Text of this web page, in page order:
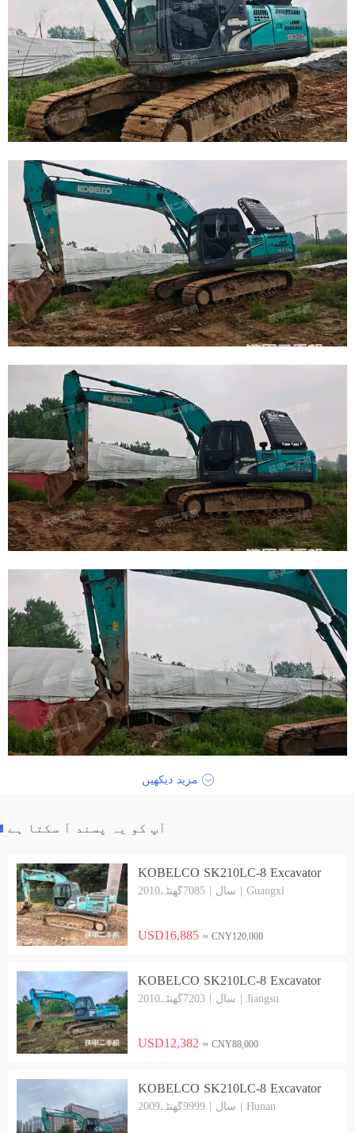
مزید دیکھیں
آپ کو یہ پسند آ سکتا ہے
KOBELCO SK210LC-8 Excavator
2010سال | 7085گھنٹے | Guangxi
USD16,885 ≈ CNY120,000
KOBELCO SK210LC-8 Excavator
2010سال | 7203گھنٹے | Jiangsu
USD12,382 ≈ CNY88,000
KOBELCO SK210LC-8 Excavator
2009سال | 9999گھنٹے | Hunan